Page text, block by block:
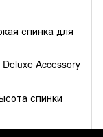
спинка для
Accessory
спинки